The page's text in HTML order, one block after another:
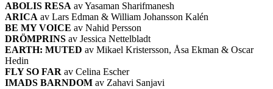
ABOLIS RESA av Yasaman Sharifmanesh
ARICA av Lars Edman & William Johansson Kalén
BE MY VOICE av Nahid Persson
DRÖMPRINS av Jessica Nettelbladt
EARTH: MUTED av Mikael Kristersson, Åsa Ekman & Oscar
Hedin
FLY SO FAR av Celina Escher
IMADS BARNDOM av Zahavi Sanjavi